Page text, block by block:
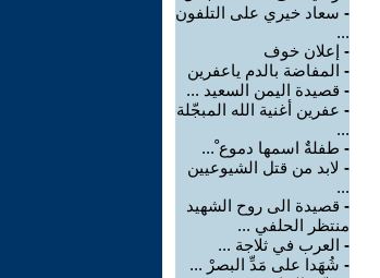
- سعاد خيري على التلفون
...
- إعلان خوف
- المفاضة بالدم ياعفرين
- قصيدة اليمن السعيد ...
- عفرين أغنية الله المبجّلة
...
- طفلةٌ اسمها دموع ْ...
- لابد من قتل الشيوعيين
...
- قصيدة الى روح الشهيد
منتظر الحلفي ...
- العرب في ثلاجة ...
- شُهَدا على مَدِّ البصرْ ...